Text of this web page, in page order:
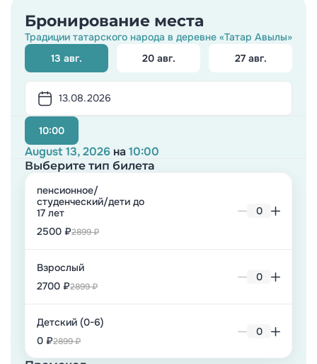
Бронирование места
Традиции татарского народа в деревне «Татар Авылы»
13 авг.
20 авг. 27 авг.
10:00
August 13, 2026 на 10:00
Выберите тип билета
пенсионное/
студенческий/дети до
17 лет
2500 ₽2899 ₽
Взрослый
2700 ₽2899 ₽
Детский (0-6)
0 ₽2899 ₽